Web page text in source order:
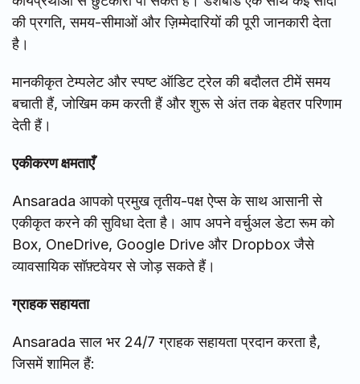
की प्रगति, समय-सीमाओं और ज़िम्मेदारियों की पूरी जानकारी देता
है।
मानकीकृत टेम्पलेट और स्पष्ट ऑडिट ट्रेल की बदौलत टीमें समय
बचाती हैं, जोखिम कम करती हैं और शुरू से अंत तक बेहतर परिणाम
देती हैं।
एकीकरण क्षमताएँ
Ansarada आपको प्रमुख तृतीय-पक्ष ऐप्स के साथ आसानी से
एकीकृत करने की सुविधा देता है। आप अपने वर्चुअल डेटा रूम को
Box, OneDrive, Google Drive और Dropbox जैसे
व्यावसायिक सॉफ़्टवेयर से जोड़ सकते हैं।
ग्राहक सहायता
Ansarada साल भर 24/7 ग्राहक सहायता प्रदान करता है,
जिसमें शामिल हैं: